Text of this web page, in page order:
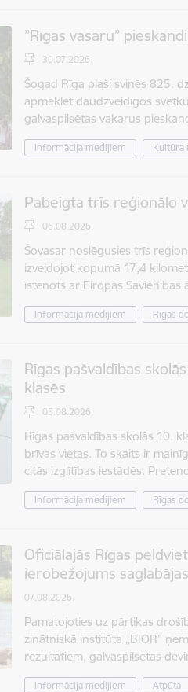
”Rīgas vasaru”
30.07.2026.
Šogad Rīga plaši svinēs 825.
apmeklēt daudzveidīgos
galvaspilsētas vakarus
Informācija medijiem Kultūra
Pabeigta trīs reģionālo
06.08.2026.
Šovasar noslēgusies trīs
izveidojot kopumā 17,4
īstenots ar Eiropas
Informācija medijiem Rīgas
Rīgas pašvaldības
klasēs
05.08.2026.
Rīgas pašvaldības skolās 10.
brīvas vietas. To skaits ir
citās izglītības iestādēs.
Informācija medijiem Rīgas
Oficiālajās Rīgas
ierobežojums
07.08.2026.
Pamatojoties uz pārtikas
zinātniskā institūta „BIOR”
rezultātiem, galvaspilsētas
Informācija medijiem Atpūta